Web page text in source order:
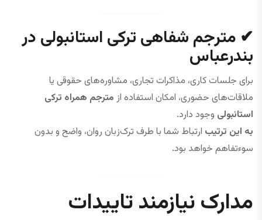
✔ مترجم شفاهی ترکی استانبولی در
بندرعباس
برای جلسات کاری، مذاکرات تجاری، مشاوره‌های حقوقی یا
ملاقات‌های حضوری، امکان استفاده از مترجم همراه ترکی
استانبولی وجود دارد.
به این ترتیب ارتباط شما با طرف ترک‌زبان روان، واضح و بدون
سوءتفاهم خواهد بود.
مدارک نیازمند تاییدات